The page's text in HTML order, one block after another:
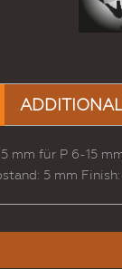
mm für P 6-15
5 mm